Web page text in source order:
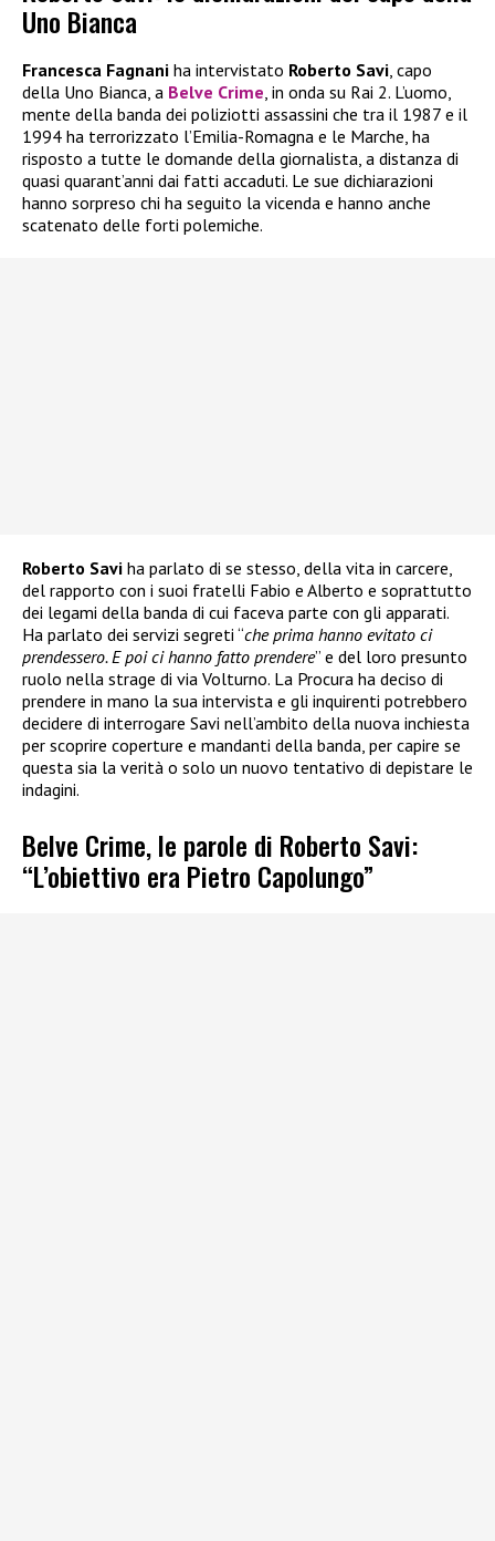
Uno Bianca
Francesca Fagnani ha intervistato Roberto Savi , capo
della Uno Bianca, a Belve Crime , in onda su Rai 2. L’uomo,
mente della banda dei poliziotti assassini che tra il 1987 e il
1994 ha terrorizzato l’Emilia-Romagna e le Marche, ha
risposto a tutte le domande della giornalista, a distanza di
quasi quarant’anni dai fatti accaduti. Le sue dichiarazioni
hanno sorpreso chi ha seguito la vicenda e hanno anche
scatenato delle forti polemiche.
Roberto Savi ha parlato di se stesso, della vita in carcere,
del rapporto con i suoi fratelli Fabio e Alberto e soprattutto
dei legami della banda di cui faceva parte con gli apparati.
Ha parlato dei servizi segreti “che prima hanno evitato ci
prendessero. E poi ci hanno fatto prendere” e del loro presunto
ruolo nella strage di via Volturno. La Procura ha deciso di
prendere in mano la sua intervista e gli inquirenti potrebbero
decidere di interrogare Savi nell’ambito della nuova inchiesta
per scoprire coperture e mandanti della banda, per capire se
questa sia la verità o solo un nuovo tentativo di depistare le
indagini.
Belve Crime, le parole di Roberto Savi:
“L’obiettivo era Pietro Capolungo”